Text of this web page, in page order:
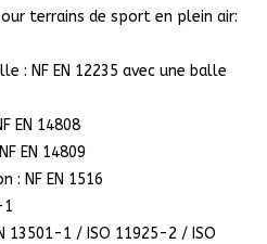
terrains de sport en plein air:
: NF EN 12235 avec une balle
EN 14808
EN 14809
: NF EN 1516
1
13501-1 / ISO 11925-2 / ISO